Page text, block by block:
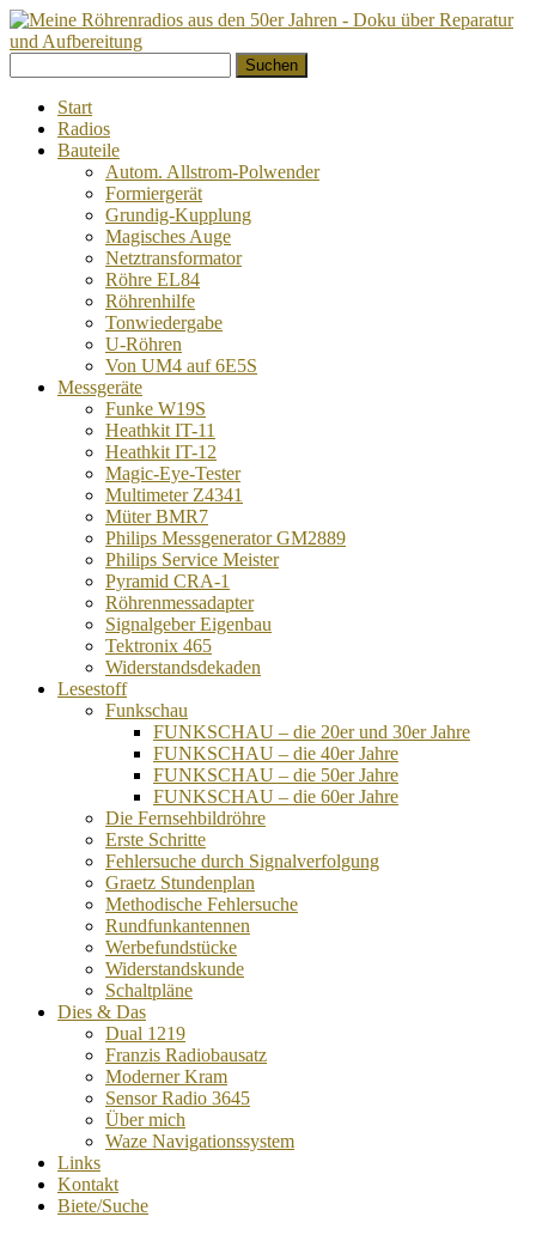
zum
Inhalt
nach:
Start
Radios
Bauteile
Autom. Allstrom-Polwender
Formiergerät
Grundig-Kupplung
Magisches Auge
Netztransformator
Röhre EL84
Röhrenhilfe
Tonwiedergabe
U-Röhren
Von UM4 auf 6E5S
Messgeräte
Funke W19S
Heathkit IT-11
Heathkit IT-12
Magic-Eye-Tester
Multimeter Z4341
Müter BMR7
Philips Messgenerator GM2889
Philips Service Meister
Pyramid CRA-1
Röhrenmessadapter
Signalgeber Eigenbau
Tektronix 465
Widerstandsdekaden
Lesestoff
Funkschau
FUNKSCHAU – die 20er und 30er Jahre
FUNKSCHAU – die 40er Jahre
FUNKSCHAU – die 50er Jahre
FUNKSCHAU – die 60er Jahre
Die Fernsehbildröhre
Erste Schritte
Fehlersuche durch Signalverfolgung
Graetz Stundenplan
Methodische Fehlersuche
Rundfunkantennen
Werbefundstücke
Widerstandskunde
Schaltpläne
Dies & Das
Dual 1219
Franzis Radiobausatz
Moderner Kram
Sensor Radio 3645
Über mich
Waze Navigationssystem
Links
Kontakt
Biete/Suche